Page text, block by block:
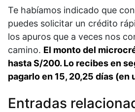
Te habíamos indicado que
puedes solicitar un crédito
los apuros que a veces nos
camino. El monto del
hasta S/200. Lo recibes en
pagarlo en 15, 20,25 días (en
Entradas